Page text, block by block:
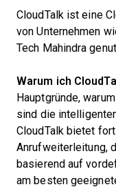
CloudTalk ist eine
von Unternehmen
Tech Mahindra
Warum ich
Hauptgründe,
sind die
CloudTalk bietet
Anrufweiterleitung,
basierend auf
am besten